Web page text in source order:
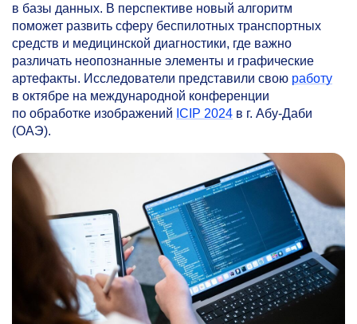
в базы данных. В перспективе новый алгоритм
поможет развить сферу беспилотных транспортных
средств и медицинской диагностики, где важно
различать неопознанные элементы и графические
артефакты. Исследователи представили свою работу
в октябре на международной конференции
по обработке изображений ICIP 2024 в г. Абу-Даби
(ОАЭ).